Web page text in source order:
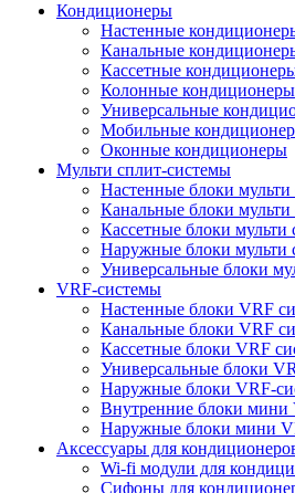
Кондиционеры
Настенные
Канальные
Кассетные
Колонные кондиционеры
Универсальные
Мобильные
Оконные кондиционеры
Мульти сплит-системы
Настенные блоки
Канальные блоки
Кассетные блоки мульти
Наружные блоки мульти
Универсальные блоки
VRF-системы
Настенные блоки VRF
Канальные блоки VRF
Кассетные блоки VRF
Универсальные блоки
Наружные блоки VRF-
Внутренние блоки мини
Наружные блоки мини
Аксессуары для
Wi-fi модули для
Сифоны для